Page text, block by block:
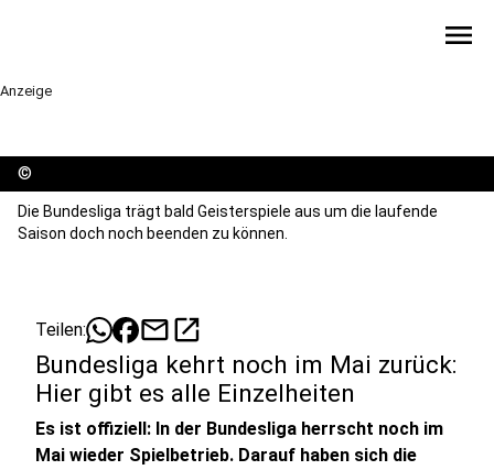
menu
Anzeige
©
Die Bundesliga trägt bald Geisterspiele aus um die laufende
Saison doch noch beenden zu können.
Teilen: mailopen_in_new
Bundesliga kehrt noch im Mai zurück:
Hier gibt es alle Einzelheiten
Es ist offiziell: In der Bundesliga herrscht noch im
Mai wieder Spielbetrieb. Darauf haben sich die